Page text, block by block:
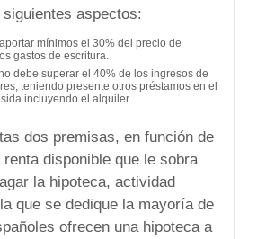
aspectos:
mínimos el 30% del precio de
gastos de escritura.
debe superar el 40% de los ingresos de
teniendo presente otros préstamos en el
incluyendo el alquiler.
dos premisas, en función de
disponible que le sobra
la hipoteca, actividad
que se dedique la mayoría de
ofrecen una hipoteca a